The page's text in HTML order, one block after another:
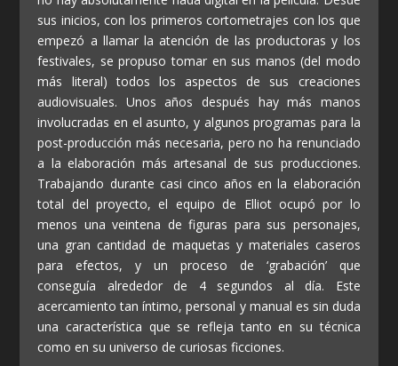
sus inicios, con los primeros cortometrajes con los que
empezó a llamar la atención de las productoras y los
festivales, se propuso tomar en sus manos (del modo
más literal) todos los aspectos de sus creaciones
audiovisuales. Unos años después hay más manos
involucradas en el asunto, y algunos programas para la
post-producción más necesaria, pero no ha renunciado
a la elaboración más artesanal de sus producciones.
Trabajando durante casi cinco años en la elaboración
total del proyecto, el equipo de Elliot ocupó por lo
menos una veintena de figuras para sus personajes,
una gran cantidad de maquetas y materiales caseros
para efectos, y un proceso de ‘grabación’ que
conseguía alrededor de 4 segundos al día. Este
acercamiento tan íntimo, personal y manual es sin duda
una característica que se refleja tanto en su técnica
como en su universo de curiosas ficciones.